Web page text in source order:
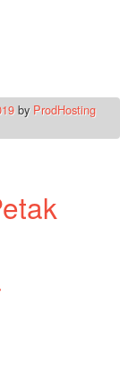
by ProdHosting